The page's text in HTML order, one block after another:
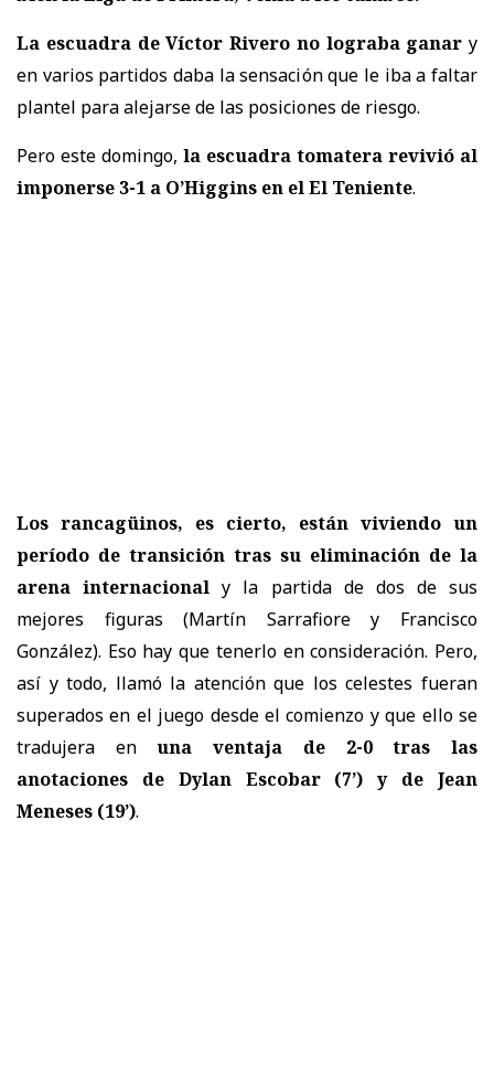
La escuadra de Víctor Rivero no lograba ganar y
en varios partidos daba la sensación que le iba a faltar
plantel para alejarse de las posiciones de riesgo.
Pero este domingo, la escuadra tomatera revivió al
imponerse 3-1 a O’Higgins en el El Teniente.
Los rancagüinos, es cierto, están viviendo un
período de transición tras su eliminación de la
arena internacional y la partida de dos de sus
mejores figuras (Martín Sarrafiore y Francisco
González). Eso hay que tenerlo en consideración. Pero,
así y todo, llamó la atención que los celestes fueran
superados en el juego desde el comienzo y que ello se
tradujera enuna ventaja de 2-0 tras las
anotaciones de Dylan Escobar (7’) y de Jean
Meneses (19’).